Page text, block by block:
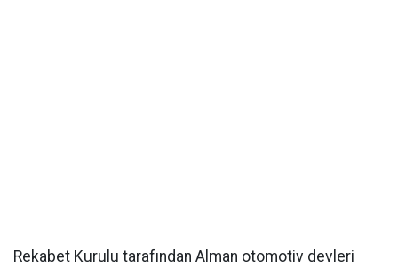
Rekabet Kurulu tarafından Alman otomotiv devleri